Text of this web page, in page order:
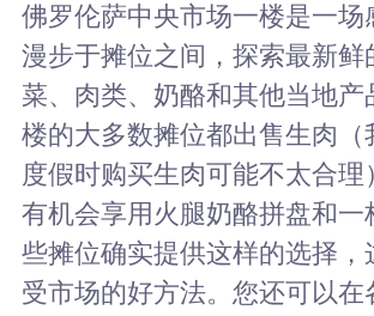
佛罗伦萨中央市场一楼是一场
漫步于摊位之间，探索最新鲜
菜、肉类、奶酪和其他当地产
楼的大多数摊位都出售生肉（
度假时购买生肉可能不太合理
有机会享用火腿奶酪拼盘和一
些摊位确实提供这样的选择，
受市场的好方法。您还可以在